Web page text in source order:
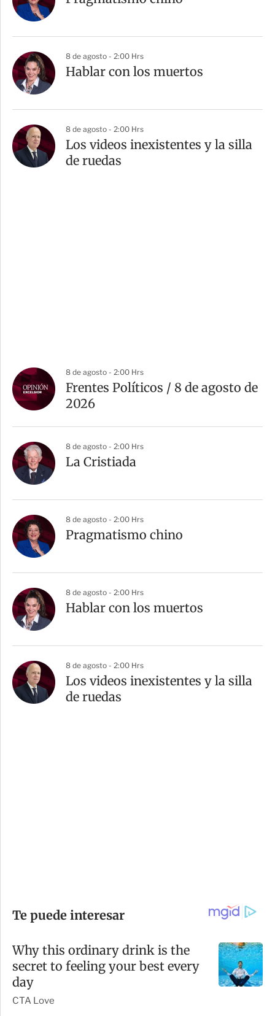
8 de agosto - 2:00 Hrs
Hablar con los muertos
8 de agosto - 2:00 Hrs
Los videos inexistentes y la silla
de ruedas
8 de agosto - 2:00 Hrs
Frentes Políticos / 8 de agosto de
2026
8 de agosto - 2:00 Hrs
La Cristiada
8 de agosto - 2:00 Hrs
Pragmatismo chino
8 de agosto - 2:00 Hrs
Hablar con los muertos
8 de agosto - 2:00 Hrs
Los videos inexistentes y la silla
de ruedas